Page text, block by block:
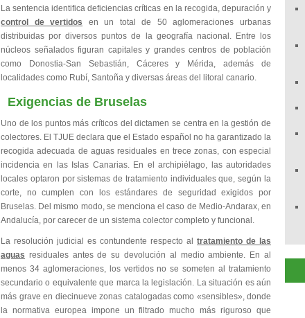
La sentencia identifica deficiencias críticas en la recogida, depuración y
control de vertidos en un total de 50 aglomeraciones urbanas
distribuidas por diversos puntos de la geografía nacional. Entre los
núcleos señalados figuran capitales y grandes centros de población
como Donostia-San Sebastián, Cáceres y Mérida, además de
localidades como Rubí, Santoña y diversas áreas del litoral canario.
Exigencias de Bruselas
Uno de los puntos más críticos del dictamen se centra en la gestión de
colectores. El TJUE declara que el Estado español no ha garantizado la
recogida adecuada de aguas residuales en trece zonas, con especial
incidencia en las Islas Canarias. En el archipiélago, las autoridades
locales optaron por sistemas de tratamiento individuales que, según la
corte, no cumplen con los estándares de seguridad exigidos por
Bruselas. Del mismo modo, se menciona el caso de Medio-Andarax, en
Andalucía, por carecer de un sistema colector completo y funcional.
La resolución judicial es contundente respecto al tratamiento de las
aguas residuales antes de su devolución al medio ambiente. En al
menos 34 aglomeraciones, los vertidos no se someten al tratamiento
secundario o equivalente que marca la legislación. La situación es aún
más grave en diecinueve zonas catalogadas como «sensibles», donde
la normativa europea impone un filtrado mucho más riguroso que